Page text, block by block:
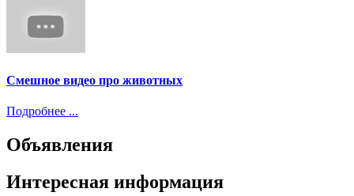
Смешное видео про животных
Подробнее ...
Объявления
Интересная информация